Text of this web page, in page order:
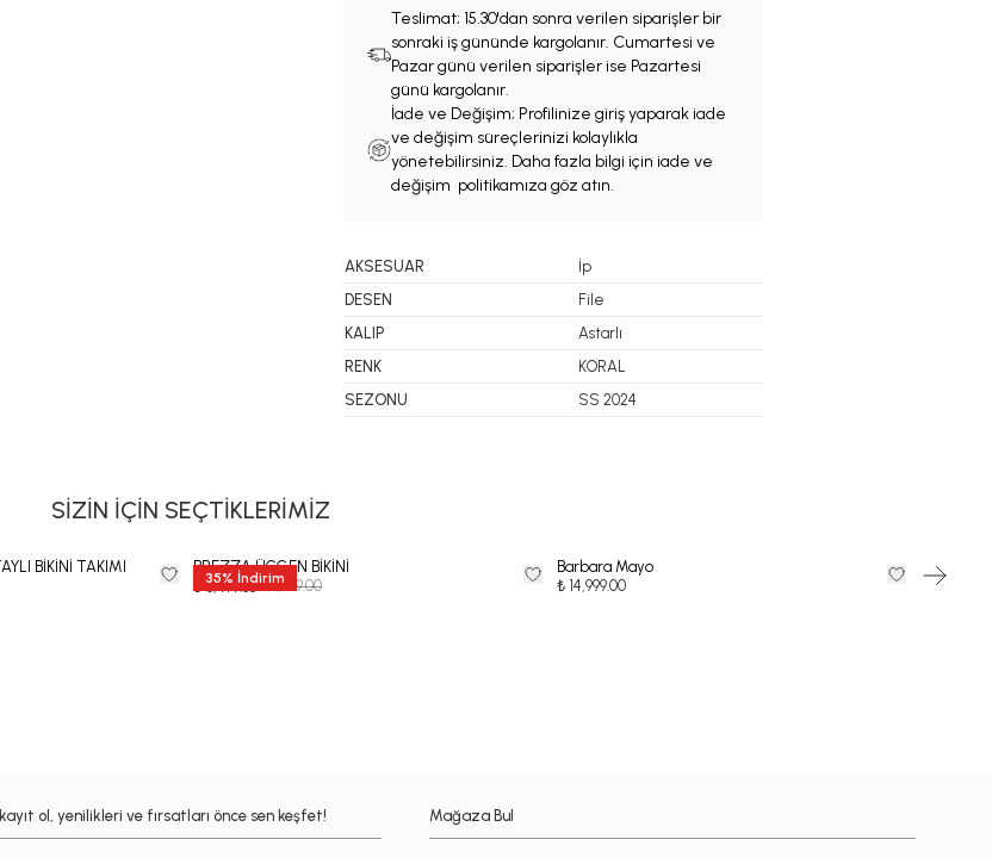
Teslimat; 15.30'dan sonra verilen siparişler bir
sonraki iş gününde kargolanır. Cumartesi ve
Pazar günü verilen siparişler ise Pazartesi
günü kargolanır.
İade ve Değişim; Profilinize giriş yaparak iade
ve değişim süreçlerinizi kolaylıkla
yönetebilirsiniz. Daha fazla bilgi için iade ve
değişim politikamıza göz atın.
AKSESUAR
İp
DESEN
File
KALIP
Astarlı
RENK
KORAL
SEZONU
SS 2024
SİZİN İÇİN SEÇTİKLERİMİZ
BİKİNİ TAKIMI
35% İndirim
BREZZA ÜÇGEN BİKİNİ
₺ 6,499.35₺ 9,999.00
Barbara Mayo
₺ 14,999.00
35
₺ 7,149.35
ol, yenilikleri ve fırsatları önce sen keşfet! Mağaza Bul